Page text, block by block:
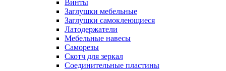
Винты
Заглушки мебельные
Заглушки самоклеющиеся
Латодержатели
Мебельные навесы
Саморезы
Скотч для зеркал
Соединительные пластины